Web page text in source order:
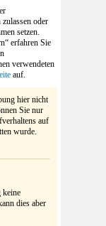
oder
setzen.
erfahren Sie
verwendeten
auf.
hier nicht
Sie nur
auf
wurde.
keine
dies aber